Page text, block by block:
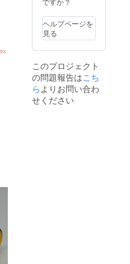
ヘルプページを
見る
このプロジェクト
の問題報告はこち
らよりお問い合わ
せください